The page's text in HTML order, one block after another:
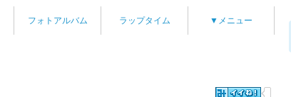
フォトアルバム ラップタイム ▼メニュー